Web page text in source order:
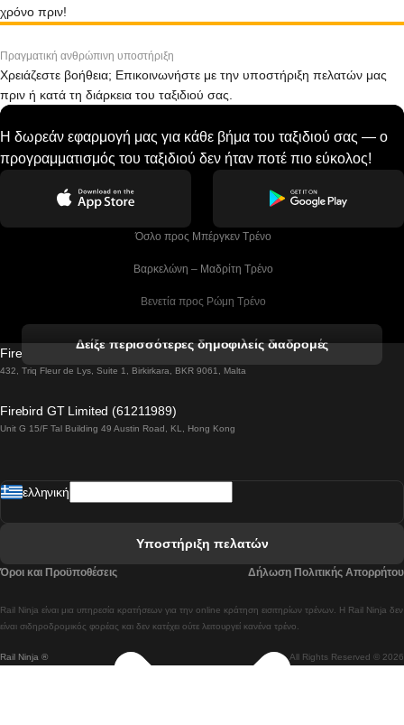
χρόνο πριν!
Πραγματική ανθρώπινη υποστήριξη
Χρειάζεστε βοήθεια; Επικοινωνήστε με την υποστήριξη πελατών μας
πριν ή κατά τη διάρκεια του ταξιδιού σας.
Η δωρεάν εφαρμογή μας για κάθε βήμα του ταξιδιού σας — ο
προγραμματισμός του ταξιδιού δεν ήταν ποτέ πιο εύκολος!
Όσλο προς Μπέργκεν Tρένο
Βαρκελώνη – Μαδρίτη Tρένο
Βενετία προς Ρώμη Τρένο
Βιέννη προς Σάλτσμπουργκ Τρένα
Βουδαπέστη προς Πράγα Tρένο
Λισαβόνα προς Λάγος Tρένο
Λισαβόνα προς Μαδρίτη Τρένα
Δείξε περισσότερες δημοφιλείς διαδρομές
Firebird GT Limited (OC 1451)
432, Triq Fleur de Lys, Suite 1, Birkirkara, BKR 9061, Malta
Firebird GT Limited (61211989)
Unit G 15/F Tal Building 49 Austin Road, KL, Hong Kong
Rail Ninja ® All Rights Reserved © 2026
Rail Ninja είναι μια υπηρεσία κρατήσεων για την online κράτηση εισιτηρίων τρένων. Η Rail Ninja δεν
είναι σιδηροδρομικός φορέας και δεν κατέχει ούτε λειτουργεί κανένα τρένο.
ελληνική
Υποστήριξη πελατών
Όροι και Προϋποθέσεις Δήλωση Πολιτικής Απορρήτου